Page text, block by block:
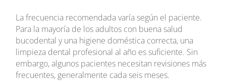
La frecuencia recomendada varía según el paciente.
Para la mayoría de los adultos con buena salud
bucodental y una higiene doméstica correcta, una
limpieza dental profesional al año es suficiente. Sin
embargo, algunos pacientes necesitan revisiones más
frecuentes, generalmente cada seis meses.